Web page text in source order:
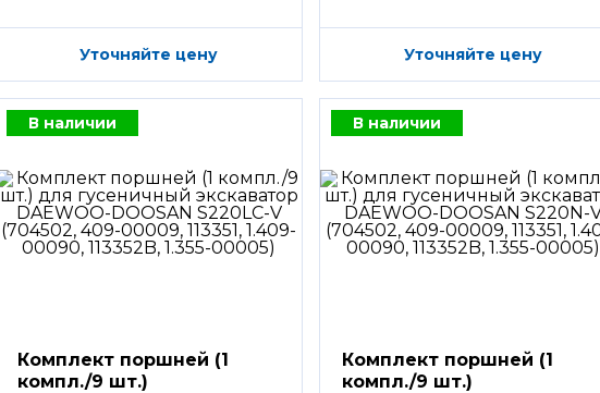
Уточняйте цену Уточняйте цену
В наличии
Комплект поршней (1
компл./9 шт.)
В наличии
Комплект поршней (1
компл./9 шт.)